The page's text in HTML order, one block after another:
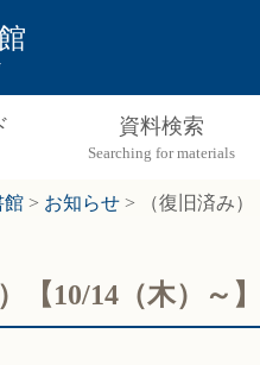
資料検索
館 > お知らせ > （復旧済み
）【10/14（木）